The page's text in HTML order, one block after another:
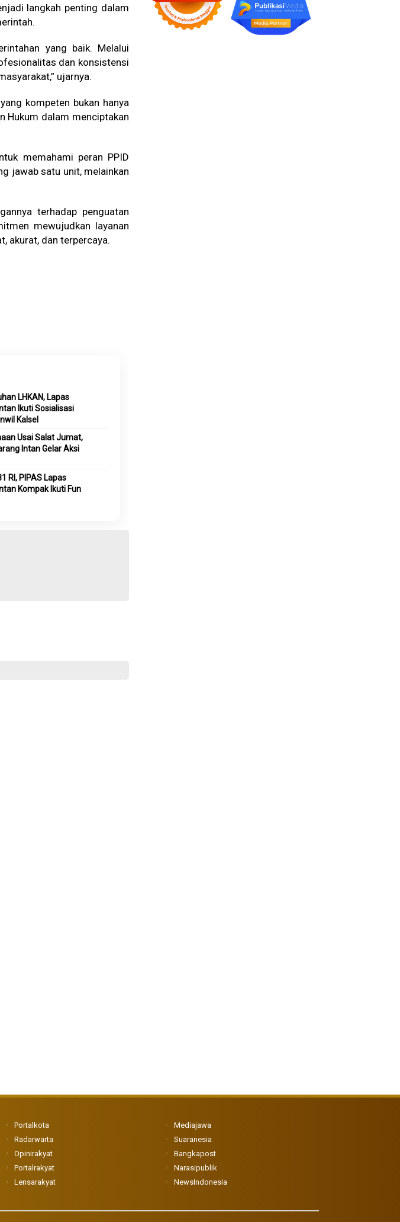
langkah penting dalam
yang baik. Melalui
dan konsistensi
ujarnya.
kompeten bukan hanya
Hukum dalam menciptakan
memahami peran PPID
jawab satu unit, melainkan
terhadap penguatan
mewujudkan layanan
akurat, dan terpercaya.
LHKAN, Lapas
Ikuti Sosialisasi
Kalsel
Usai Salat Jumat,
Intan Gelar Aksi
RI, PIPAS Lapas
Kompak Ikuti Fun
Portalkota
Radarwarta
Opinirakyat
Portalrakyat
Lensarakyat
Mediajawa
Suaranesia
Bangkapost
Narasipublik
NewsIndonesia